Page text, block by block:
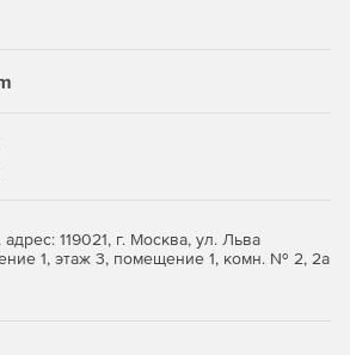
119021, г. Москва, ул. Льва
1, этаж 3, помещение 1, комн. № 2, 2а